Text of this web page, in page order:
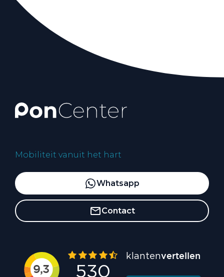
Mobiliteit vanuit het hart
Whatsapp
Contact